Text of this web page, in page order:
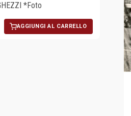
*Foto
AGGIUNGI AL CARRELLO